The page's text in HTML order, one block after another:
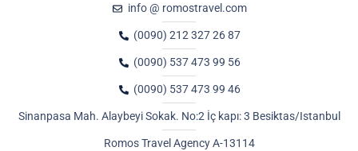
info @ romostravel.com
(0090) 212 327 26 87
(0090) 537 473 99 56
(0090) 537 473 99 46
Sinanpasa Mah. Alaybeyi Sokak. No:2 İç kapı: 3 Besiktas/Istanbul
Romos Travel Agency A-13114